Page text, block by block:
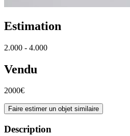
Estimation
2.000 - 4.000
Vendu
2000€
Faire estimer un objet similaire
Description